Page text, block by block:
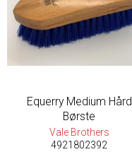
Equerry Medium Hård
Børste
Vale Brothers
4921802392